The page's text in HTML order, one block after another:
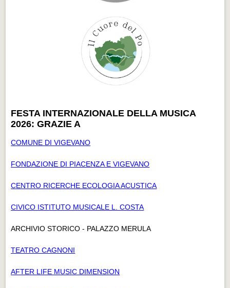
FESTA INTERNAZIONALE DELLA MUSICA
2026: GRAZIE A
COMUNE DI VIGEVANO
FONDAZIONE DI PIACENZA E VIGEVANO
CENTRO RICERCHE ECOLOGIA ACUSTICA
CIVICO ISTITUTO MUSICALE L. COSTA
ARCHIVIO STORICO - PALAZZO MERULA
TEATRO CAGNONI
AFTER LIFE MUSIC DIMENSION